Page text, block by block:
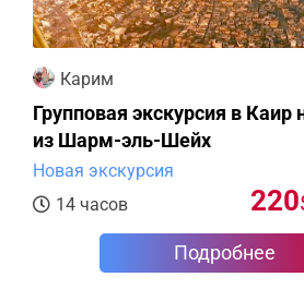
Карим
Групповая экскурсия в Каир
из Шарм-эль-Шейх
Новая экскурсия
14 часов
220
Подробнее